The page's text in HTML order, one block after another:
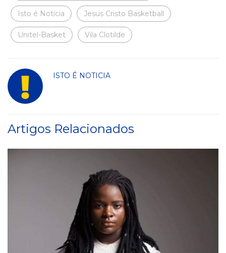
Isto é Notícia Jesus Cristo Basketball
Unitel-Basket Vila Clotilde
ISTO É NOTICIA
Artigos Relacionados